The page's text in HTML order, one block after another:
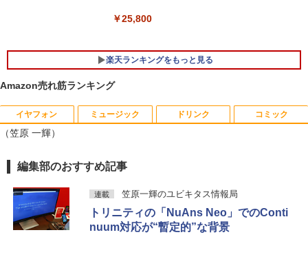
￥25,800
楽天ランキングをもっと見る
1
【おまかせPC】 デスクトップパソコン
ノボ）からご提供 中古 省スペースデスク
ですぐ使えるPC
￥19,800
1
厳選大手メーカー 中古 パソコンモニター
ィスプレイ 液晶モニタ pcモニタ ワイド
福袋 【中古】【あす楽】
￥5,800
1
キングダム 80 （ヤングジャンプコミッ
￥770
2
信じていた仲間達にダンジョン奥地で殺
されかけたがギフト『無限ガチャ』でレ
Amazon売れ筋ランキング
イヤフォン
Anker Soundcore P40i ブラック
￥7,990
ミュージック
BRUCE WAYNE feat. Flo Milli, ATL Jacob
[Explicit]
￥250
ドリンク
【Amazon.co.jp限定】 い・ろ・は・す 2L P
ET ラベルレス ×8本
￥1,112
コミック
薬屋のひとりごと 17巻 (デジタル版ビッグガ
ンガンコミックス)
￥770
（笠原 一輝）
編集部のおすすめ記事
連載 笠原一輝のユビキタス情報局
トリニティの「NuAns Neo」でのConti
nuum対応が“暫定的”な背景